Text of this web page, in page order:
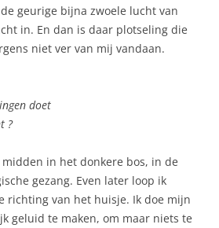
geurige bijna zwoele lucht van
in. En dan is daar plotseling die
niet ver van mij vandaan.
doet
?
in het donkere bos, in de
gezang. Even later loop ik
richting van het huisje. Ik doe mijn
geluid te maken, om maar niets te